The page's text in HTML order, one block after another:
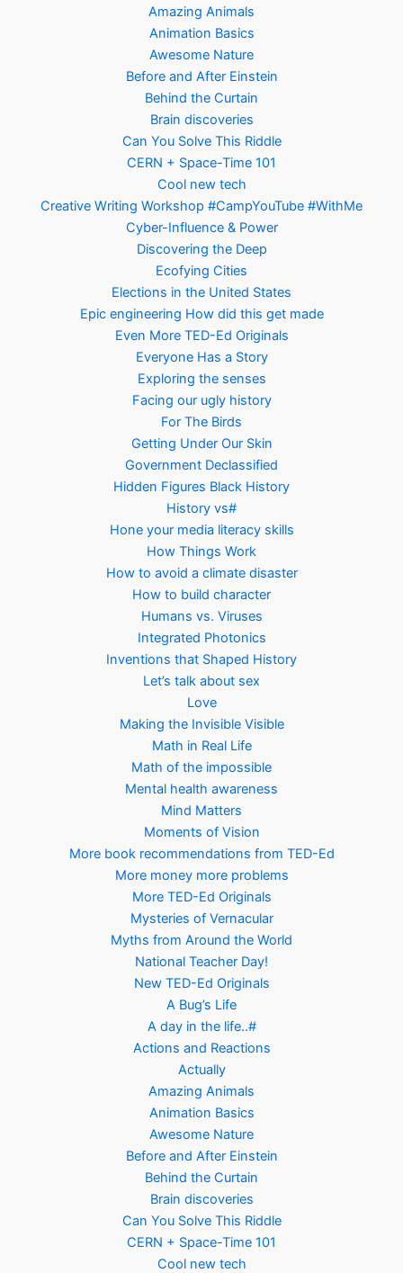
Amazing Animals
Animation Basics
Awesome Nature
Before and After Einstein
Behind the Curtain
Brain discoveries
Can You Solve This Riddle
CERN + Space-Time 101
Cool new tech
Creative Writing Workshop #CampYouTube #WithMe
Cyber-Influence & Power
Discovering the Deep
Ecofying Cities
Elections in the United States
Epic engineering How did this get made
Even More TED-Ed Originals
Everyone Has a Story
Exploring the senses
Facing our ugly history
For The Birds
Getting Under Our Skin
Government Declassified
Hidden Figures Black History
History vs#
Hone your media literacy skills
How Things Work
How to avoid a climate disaster
How to build character
Humans vs. Viruses
Integrated Photonics
Inventions that Shaped History
Let’s talk about sex
Love
Making the Invisible Visible
Math in Real Life
Math of the impossible
Mental health awareness
Mind Matters
Moments of Vision
More book recommendations from TED-Ed
More money more problems
More TED-Ed Originals
Mysteries of Vernacular
Myths from Around the World
National Teacher Day!
New TED-Ed Originals
A Bug’s Life
A day in the life..#
Actions and Reactions
Actually
Amazing Animals
Animation Basics
Awesome Nature
Before and After Einstein
Behind the Curtain
Brain discoveries
Can You Solve This Riddle
CERN + Space-Time 101
Cool new tech